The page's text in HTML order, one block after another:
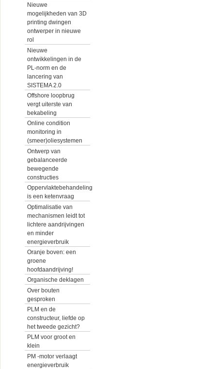
Nieuwe
mogelijkheden van 3D
printing dwingen
ontwerper in nieuwe
rol
Nieuwe
ontwikkelingen in de
PL-norm en de
lancering van
SISTEMA 2.0
Offshore loopbrug
vergt uiterste van
bekabeling
Online condition
monitoring in
(smeer)oliesystemen
Ontwerp van
gebalanceerde
bewegende
constructies
Oppervlaktebehandeling
is een ketenvraag
Optimalisatie van
mechanismen leidt tot
lichtere aandrijvingen
en minder
energieverbruik
Oranje boven: een
groene
hoofdaandrijving!
Organische deklagen
Over bouten
gesproken
PLM en de
constructeur, liefde op
het tweede gezicht?
PLM voor groot en
klein
PM -motor verlaagt
energieverbruik